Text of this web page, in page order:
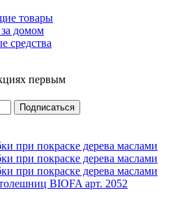
товары
домом
средства
первым
при покраске дерева маслами
при покраске дерева маслами
при покраске дерева маслами
BIOFA арт. 2052